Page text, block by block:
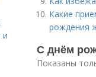
Какие
рождения
С днём
Показаны
и